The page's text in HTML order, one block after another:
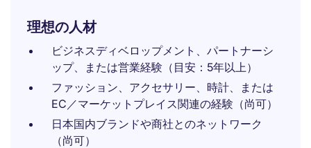
理想の人材
ビジネスディベロップメント、パートナーシ
ップ、または営業経験（目安：5年以上）
ファッション、アクセサリー、時計、または
EC／マーケットプレイス関連の経験（尚可）
日本国内ブランドや商社とのネットワーク
（尚可）